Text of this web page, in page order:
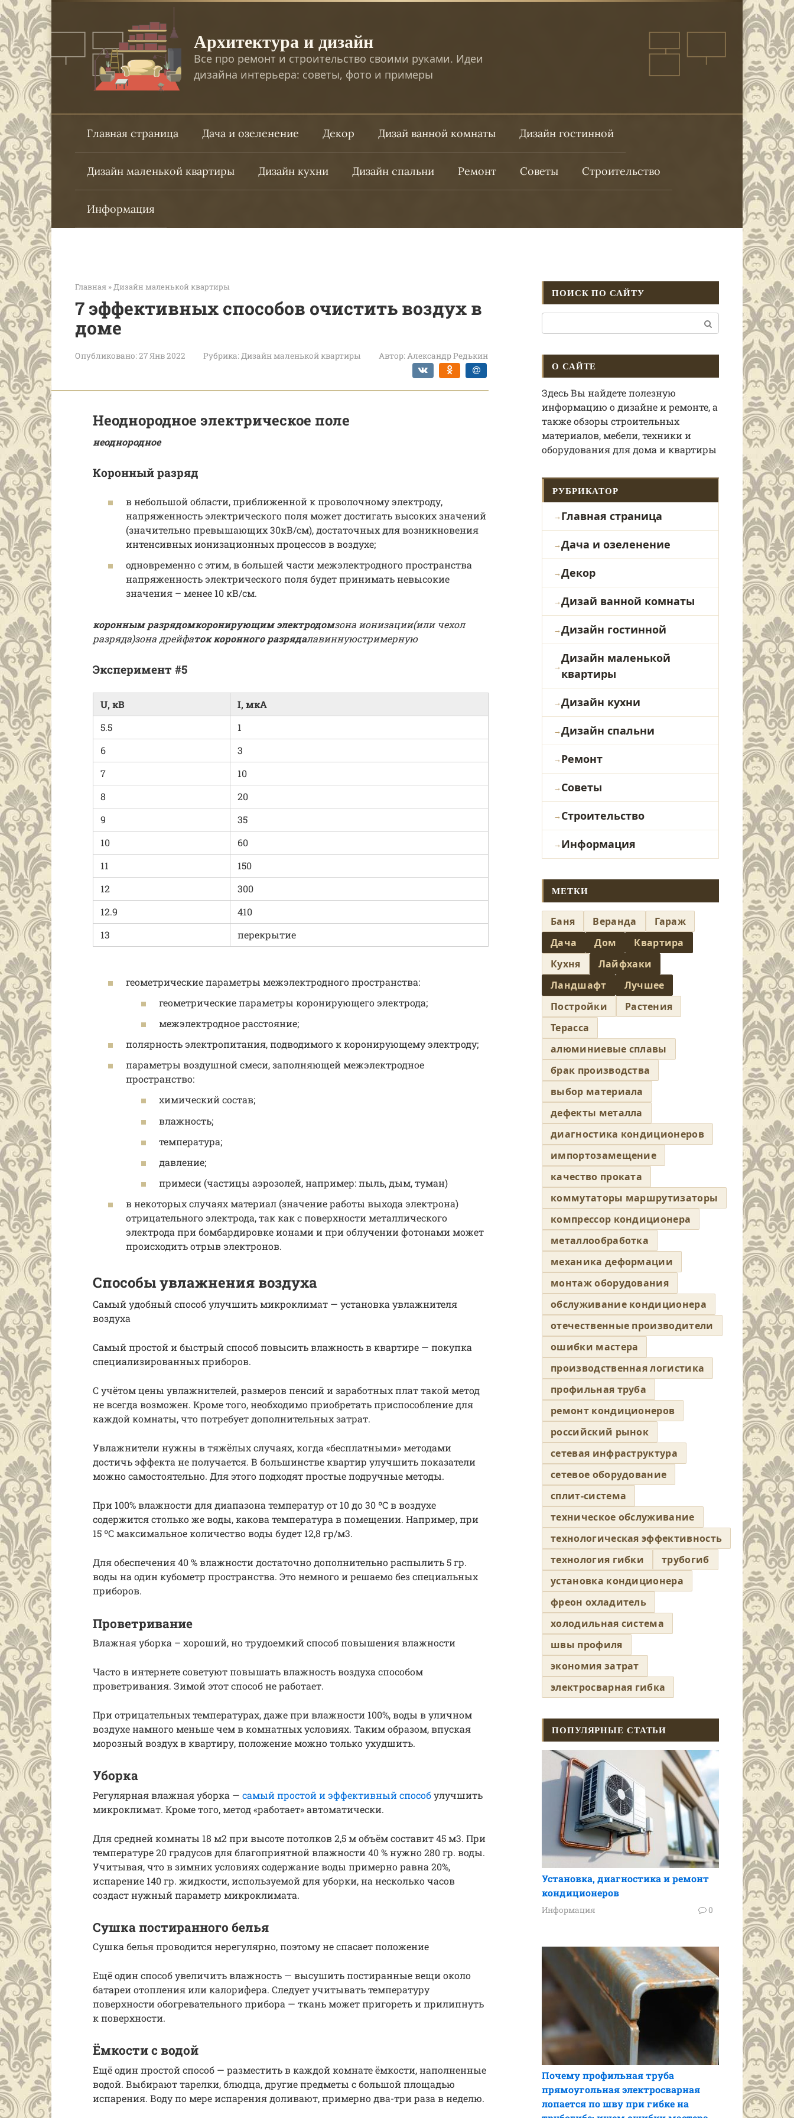
Перейти
к
контенту
Архитектура и дизайн
Все про ремонт и строительство своими руками. Идеи
дизайна интерьера: советы, фото и примеры
Главная страница Дача и озеленение Декор Дизай ванной комнаты Дизайн гостинной
Дизайн маленькой квартиры Дизайн кухни Дизайн спальни Ремонт Советы Строительство
Информация
Главная » Дизайн маленькой квартиры
7 эффективных способов очистить воздух в
доме
Опубликовано:27 Янв 2022 Рубрика:Дизайн маленькой квартиры Автор:Александр Редькин
Неоднородное электрическое поле
неоднородное
Коронный разряд
в небольшой области, приближенной к проволочному электроду,
напряженность электрического поля может достигать высоких значений
(значительно превышающих 30кВ/см), достаточных для возникновения
интенсивных ионизационных процессов в воздухе;
одновременно с этим, в большей части межэлектродного пространства
напряженность электрического поля будет принимать невысокие
значения – менее 10 кВ/см.
коронным разрядомкоронирующим электродомзона ионизации(или чехол
разряда)зона дрейфаток коронного разрядалавиннуюстримерную
Эксперимент #5
U, кВ
I, мкА
5.5
1
6
3
7
10
8
20
9
35
10
60
11
150
12
300
12.9
410
13
перекрытие
геометрические параметры межэлектродного пространства:
геометрические параметры коронирующего электрода;
межэлектродное расстояние;
полярность электропитания, подводимого к коронирующему электроду;
параметры воздушной смеси, заполняющей межэлектродное
пространство:
химический состав;
влажность;
температура;
давление;
примеси (частицы аэрозолей, например: пыль, дым, туман)
в некоторых случаях материал (значение работы выхода электрона)
отрицательного электрода, так как с поверхности металлического
электрода при бомбардировке ионами и при облучении фотонами может
происходить отрыв электронов.
Способы увлажнения воздуха
Самый удобный способ улучшить микроклимат — установка увлажнителя
воздуха
Самый простой и быстрый способ повысить влажность в квартире — покупка
специализированных приборов.
С учётом цены увлажнителей, размеров пенсий и заработных плат такой метод
не всегда возможен. Кроме того, необходимо приобретать приспособление для
каждой комнаты, что потребует дополнительных затрат.
Увлажнители нужны в тяжёлых случаях, когда «бесплатными» методами
достичь эффекта не получается. В большинстве квартир улучшить показатели
можно самостоятельно. Для этого подходят простые подручные методы.
При 100% влажности для диапазона температур от 10 до 30 ºС в воздухе
содержится столько же воды, какова температура в помещении. Например, при
15 ºС максимальное количество воды будет 12,8 гр/м3.
Для обеспечения 40 % влажности достаточно дополнительно распылить 5 гр.
воды на один кубометр пространства. Это немного и решаемо без специальных
приборов.
Проветривание
Влажная уборка – хороший, но трудоемкий способ повышения влажности
Часто в интернете советуют повышать влажность воздуха способом
проветривания. Зимой этот способ не работает.
При отрицательных температурах, даже при влажности 100%, воды в уличном
воздухе намного меньше чем в комнатных условиях. Таким образом, впуская
морозный воздух в квартиру, положение можно только ухудшить.
Уборка
Регулярная влажная уборка — самый простой и эффективный способулучшить
микроклимат. Кроме того, метод «работает» автоматически.
Для средней комнаты 18 м2 при высоте потолков 2,5 м объём составит 45 м3. При
температуре 20 градусов для благоприятной влажности 40 % нужно 280 гр. воды.
Учитывая, что в зимних условиях содержание воды примерно равна 20%,
испарение 140 гр. жидкости, используемой для уборки, на несколько часов
создаст нужный параметр микроклимата.
Сушка постиранного белья
Сушка белья проводится нерегулярно, поэтому не спасает положение
Ещё один способ увеличить влажность — высушить постиранные вещи около
батареи отопления или калорифера. Следует учитывать температуру
поверхности обогревательного прибора — ткань может пригореть и прилипнуть
к поверхности.
Ёмкости с водой
Ещё один простой способ — разместить в каждой комнате ёмкости, наполненные
водой. Выбирают тарелки, блюдца, другие предметы с большой площадью
испарения. Воду по мере испарения доливают, примерно два-три раза в неделю.
ПОИСК ПО САЙТУ
О САЙТЕ
Здесь Вы найдете полезную
информацию о дизайне и ремонте, а
также обзоры строительных
материалов, мебели, техники и
оборудования для дома и квартиры
РУБРИКАТОР
Главная страница
Дача и озеленение
Декор
Дизай ванной комнаты
Дизайн гостинной
Дизайн маленькой
квартиры
Дизайн кухни
Дизайн спальни
Ремонт
Советы
Строительство
Информация
МЕТКИ
Баня Веранда
Гараж
Дача
Дом
Квартира
Кухня
Лайфхаки
Ландшафт
Лучшее
Постройки
Растения
Терасса
алюминиевые сплавы
брак производства
выбор материала
дефекты металла
диагностика кондиционеров
импортозамещение
качество проката
коммутаторы маршрутизаторы
компрессор кондиционера
металлообработка
механика деформации
монтаж оборудования
обслуживание кондиционера
отечественные производители
ошибки мастера
производственная логистика
профильная труба
ремонт кондиционеров
российский рынок
сетевая инфраструктура
сетевое оборудование
сплит-система
техническое обслуживание
технологическая эффективность
технология гибки
трубогиб
установка кондиционера
фреон охладитель
холодильная система
швы профиля
экономия затрат
электросварная гибка
ПОПУЛЯРНЫЕ СТАТЬИ
Установка, диагностика и ремонт
кондиционеров
Информация 0
Почему профильная труба
прямоугольная электросварная
лопается по шву при гибке на